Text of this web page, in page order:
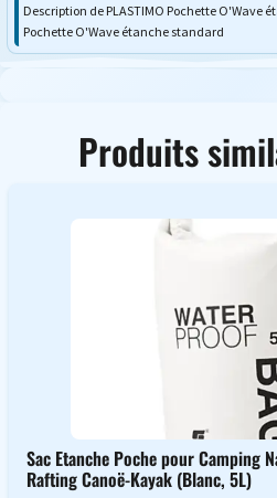
Description de PLASTIMO Pochette O'Wave
Pochette O'Wave étanche standard
Produits
Sac Etanche Poche pour Camping
Rafting Canoë-Kayak (Blanc, 5L)